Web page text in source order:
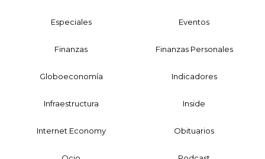
Especiales Eventos
Finanzas Finanzas Personales
Globoeconomía Indicadores
Infraestructura Inside
Internet Economy Obituarios